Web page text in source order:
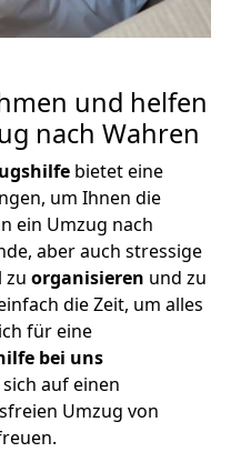
und helfen
nach Wahren
bietet eine
um Ihnen die
ein Umzug nach
aber auch stressige
zu organisieren und zu
die Zeit, um alles
für eine
bei uns
auf einen
Umzug von